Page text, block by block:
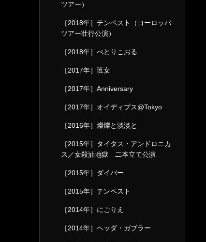
ツアー）
［2018年］テンペスト（ヨーロッパ
ツアー壮行公演）
［2018年］ぺとりこおる
［2017年］班女
［2017年］Anniversary
［2017年］オイディプス@Tokyo
［2016年］燦燦と淡淡と
［2015年］タイタス・アンドロニカ
ス／女殺油地獄 二本立て公演
［2015年］ダイバー
［2015年］テンペスト
［2014年］にごりえ
［2014年］ヘッダ・ガブラー